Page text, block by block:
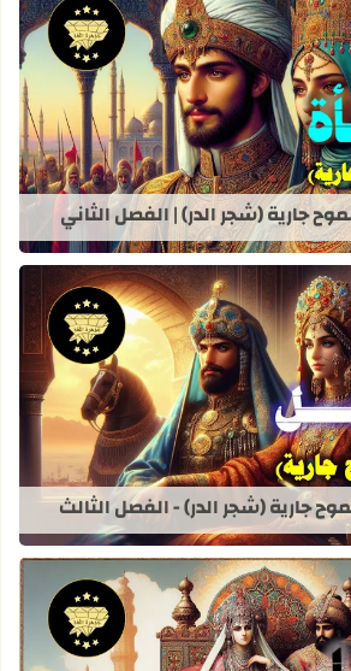
قراءة المزيد عن ملخص قصة - طموح
جارية (شجر الدر) | الفصل الثاني
قراءة المزيد عن ملخص قصة - طموح
جارية (شجر الدر) - الفصل الثالث